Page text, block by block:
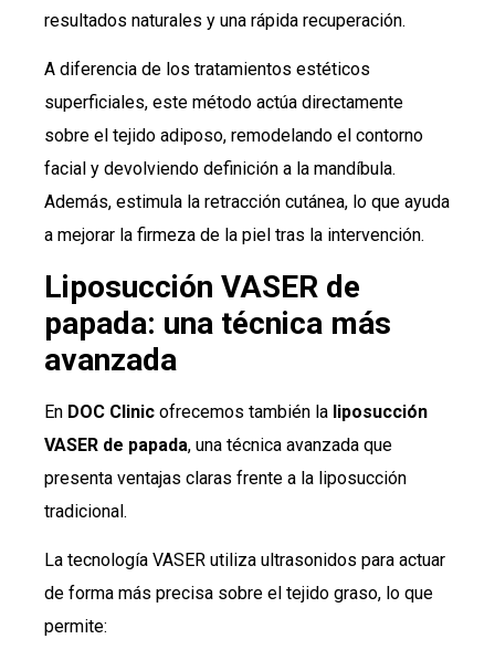
resultados naturales y una rápida recuperación.
A diferencia de los tratamientos estéticos
superficiales, este método actúa directamente
sobre el tejido adiposo, remodelando el contorno
facial y devolviendo definición a la mandíbula.
Además, estimula la retracción cutánea, lo que ayuda
a mejorar la firmeza de la piel tras la intervención.
Liposucción VASER de
papada: una técnica más
avanzada
En DOC Clinic ofrecemos también la liposucción
VASER de papada, una técnica avanzada que
presenta ventajas claras frente a la liposucción
tradicional.
La tecnología VASER utiliza ultrasonidos para actuar
de forma más precisa sobre el tejido graso, lo que
permite: